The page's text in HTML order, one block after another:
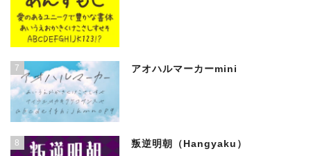
7 アオハルマーカーmini
8 叛逆明朝（Hangyaku）